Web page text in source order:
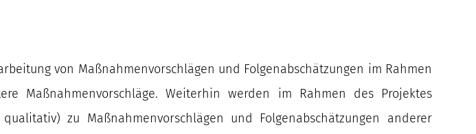
von Maßnahmenvorschlägen und Folgenabschätzungen im Rahmen
Maßnahmenvorschläge. Weiterhin werden im Rahmen des Projektes
zu Maßnahmenvorschlägen und Folgenabschätzungen anderer